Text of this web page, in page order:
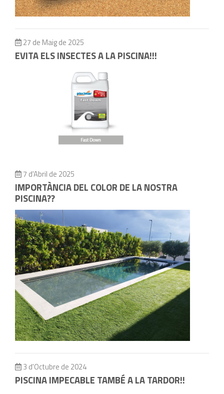
27 de Maig de 2025
EVITA ELS INSECTES A LA PISCINA!!!
7 d'Abril de 2025
IMPORTÀNCIA DEL COLOR DE LA NOSTRA
PISCINA??
3 d'Octubre de 2024
PISCINA IMPECABLE TAMBÉ A LA TARDOR!!